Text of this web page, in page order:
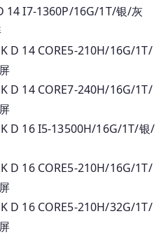
14 I7-1360P/16G/1T/银/灰
D 14 CORE5-210H/16G/1T/
D 14 CORE7-240H/16G/1T/
D 16 I5-13500H/16G/1T/银/
D 16 CORE5-210H/16G/1T/
D 16 CORE5-210H/32G/1T/